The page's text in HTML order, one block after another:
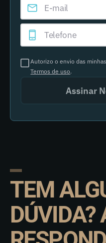
Autorizo o envio das
Termos de uso.
Assinar
TEM
DÚVIDA?